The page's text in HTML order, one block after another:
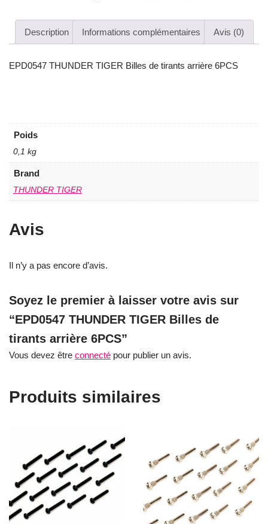
Description Informations complémentaires Avis (0)
EPD0547 THUNDER TIGER Billes de tirants arrière 6PCS
Poids
0,1 kg
Brand
THUNDER TIGER
Avis
Il n’y a pas encore d’avis.
Soyez le premier à laisser votre avis sur
“EPD0547 THUNDER TIGER Billes de
tirants arrière 6PCS”
Vous devez être connecté pour publier un avis.
Produits similaires